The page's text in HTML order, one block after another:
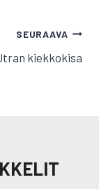
SEURAAVA
kiekkokisa